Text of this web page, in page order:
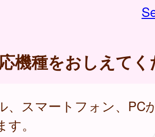
機種をおしえて
、スマートフォン、PC
。